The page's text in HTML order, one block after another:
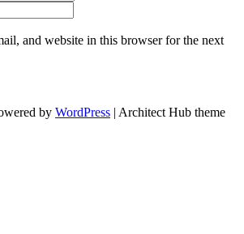
and website in this browser for the next
by WordPress | Architect Hub theme